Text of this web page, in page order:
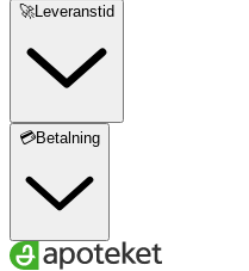
🚀Leveranstid
💳Betalning